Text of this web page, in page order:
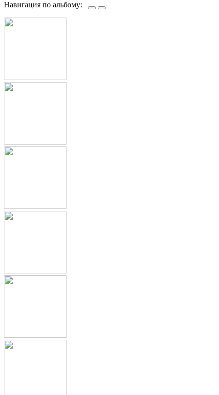
Навигация по альбому: